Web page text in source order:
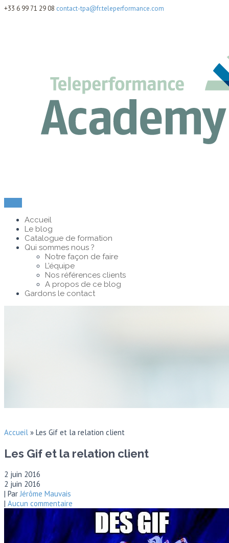
+33 6 99 71 29 08 contact-tpa@fr.teleperformance.com
Accueil
Le blog
Catalogue de formation
Qui sommes nous ?
Notre façon de faire
L’équipe
Nos références clients
A propos de ce blog
Gardons le contact
Accueil » Les Gif et la relation client
Les Gif et la relation client
2 juin 2016
2 juin 2016
| ParJérôme Mauvais
| Aucun commentaire